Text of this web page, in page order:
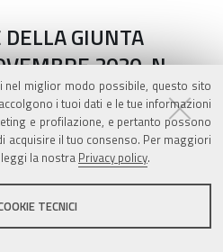
miglior modo possibile, questo sito
i tuoi dati e le tue informazioni
e profilazione, e pertanto possono
acquisire il tuo consenso. Per maggiori
la nostra Privacy policy.
TECNICI
GIUNTA
2020, N.
- P.S.R. 2014-2020 -
agro-climatico-
operazione 10.1.05 -
con decorrenza
2021